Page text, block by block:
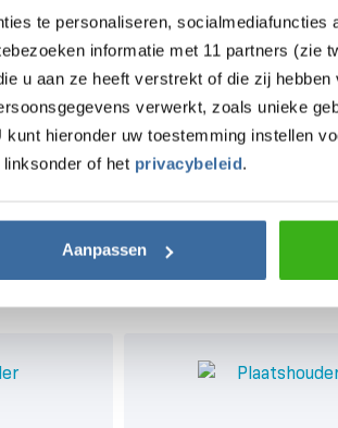
te personaliseren, socialmediafuncties
informatie met 11 partners (zie
u aan ze heeft verstrekt of die zij
verwerkt, zoals unieke
hieronder uw toestemming instellen
of het privacybeleid.
Aanpassen
Zeker zijn over uw
Ontvang een vrijblijvend advies op
Advies aanvragen